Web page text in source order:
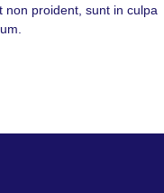
non proident, sunt in culpa